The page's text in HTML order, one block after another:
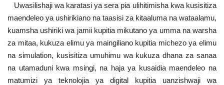
Uwasilishaji wa karatasi ya sera pia ulihitimisha kwa kusisitiza
maendeleo ya ushirikiano na taasisi za kitaaluma na wataalamu,
kuamsha ushiriki wa jamii kupitia mikutano ya umma na warsha
za mitaa, kukuza elimu ya maingiliano kupitia michezo ya elimu
na simulation, kusisitiza umuhimu wa kukuza dhana za sanaa
na utamaduni kwa msingi, na haja ya kusaidia maendeleo na
matumizi ya teknolojia ya digital kupitia uanzishwaji wa